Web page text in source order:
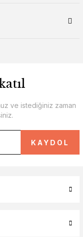
ve istediğiniz zaman
KAYDOL